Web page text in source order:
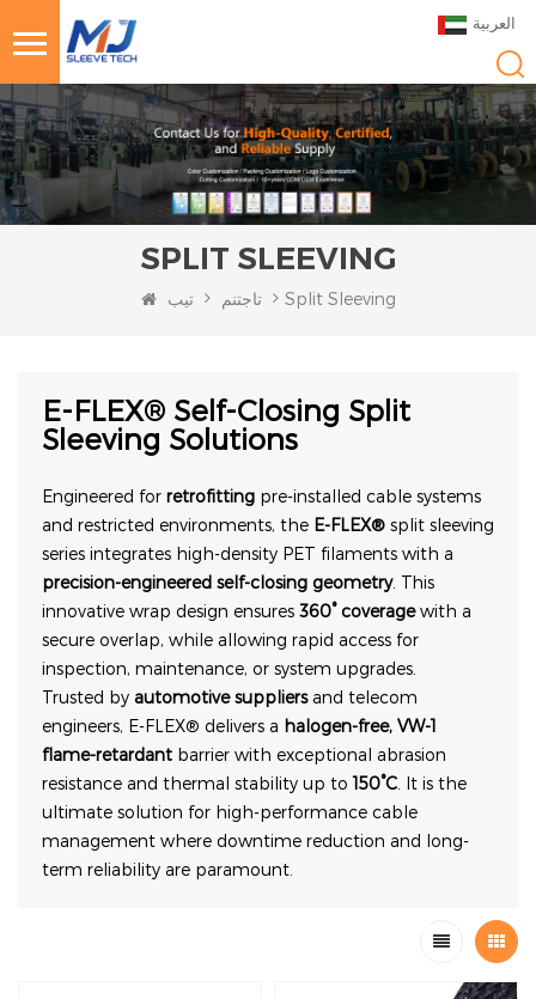
العربية
SPLIT SLEEVING
تيب تاجتنم Split Sleeving
E-FLEX® Self-Closing Split
Sleeving Solutions
Engineered for retrofitting pre-installed cable systems
and restricted environments, the E-FLEX® split sleeving
series integrates high-density PET filaments with a
precision-engineered self-closing geometry. This
innovative wrap design ensures 360° coveragewith a
secure overlap, while allowing rapid access for
inspection, maintenance, or system upgrades.
Trusted by automotive suppliersand telecom
engineers, E-FLEX® delivers a halogen-free, VW-1
flame-retardant barrier with exceptional abrasion
resistance and thermal stability up to150°C . It is the
ultimate solution for high-performance cable
management where downtime reduction and long-
term reliability are paramount.